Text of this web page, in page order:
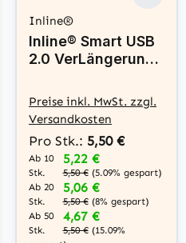
Inline®
Inline® Smart USB
2.0 VerLängerung
Typ A, schwarz,
1m
Preise inkl. MwSt. zzgl.
Versandkosten
Pro Stk.: 5,50 €
Ab 10
Stk.
5,22 €
5,50 € (5.09% gespart)
Ab 20
Stk.
5,06 €
5,50 € (8% gespart)
Ab 50
Stk.
4,67 €
5,50 € (15.09%